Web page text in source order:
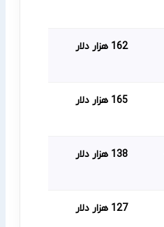
162 هزار دلار
165 هزار دلار
138 هزار دلار
127 هزار دلار